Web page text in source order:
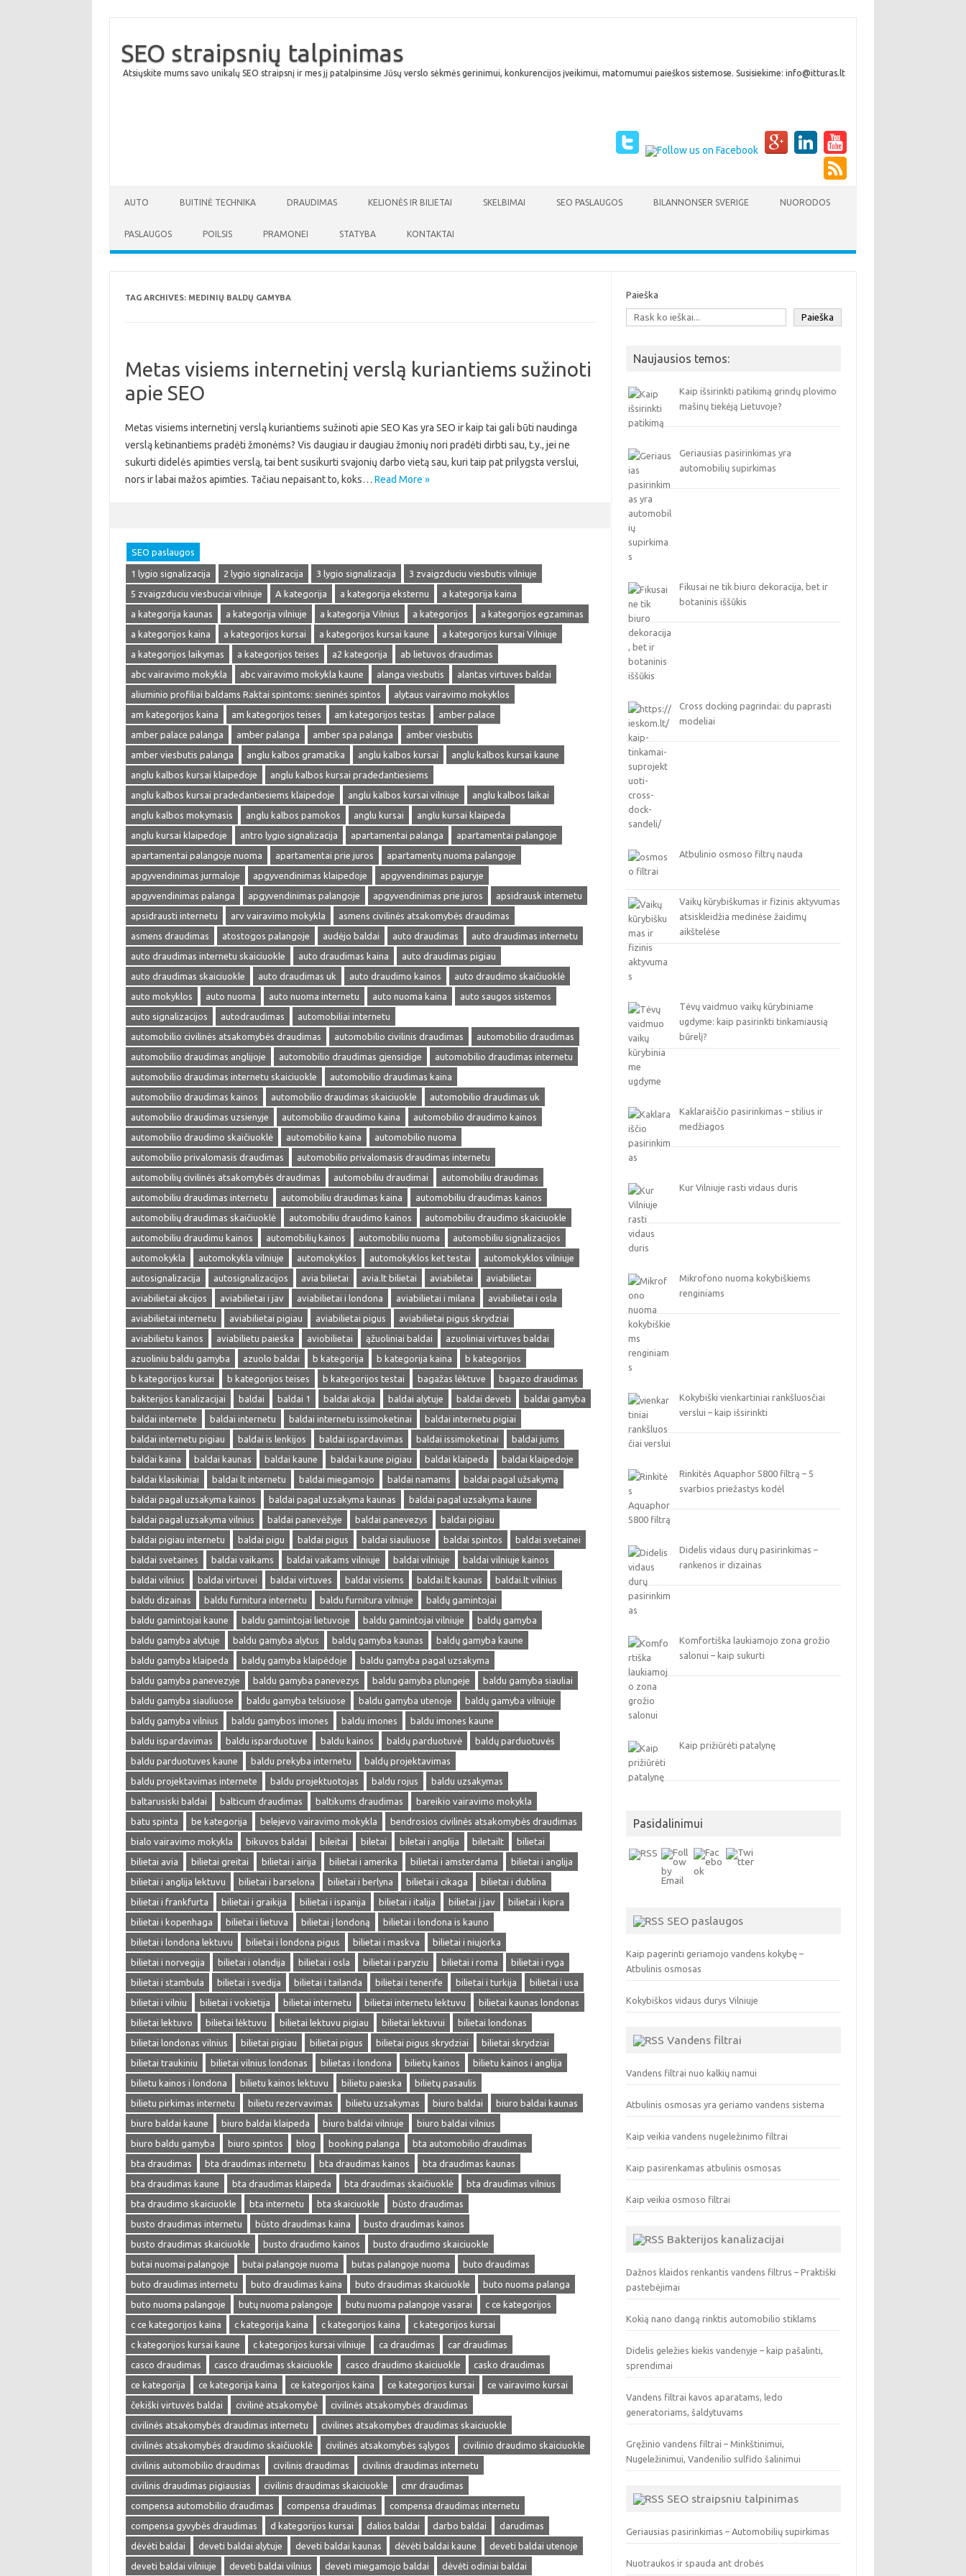
SEO straipsnių talpinimas
Atsiųskite mums savo unikalų SEO straipsnį ir mes jį patalpinsime Jūsų verslo sėkmės gerinimui, konkurencijos įveikimui, matomumui paieškos sistemose. Susisiekime: info@itturas.lt
AUTO BUITINĖ TECHNIKA DRAUDIMAS KELIONĖS IR BILIETAI SKELBIMAI SEO PASLAUGOS BILANNONSER SVERIGE NUORODOS
PASLAUGOS POILSIS PRAMONEI STATYBA KONTAKTAI
TAG ARCHIVES: MEDINIŲ BALDŲ GAMYBA
Metas visiems internetinį verslą kuriantiems sužinoti
apie SEO
Metas visiems internetinį verslą kuriantiems sužinoti apie SEO Kas yra SEO ir kaip tai gali būti naudinga
verslą ketinantiems pradėti žmonėms? Vis daugiau ir daugiau žmonių nori pradėti dirbti sau, t.y., jei ne
sukurti didelės apimties verslą, tai bent susikurti svajonių darbo vietą sau, kuri taip pat prilygsta verslui,
nors ir labai mažos apimties. Tačiau nepaisant to, koks… Read More »
SEO paslaugos
1 lygio signalizacija 2 lygio signalizacija 3 lygio signalizacija
3 zvaigzduciu viesbutis vilniuje
5 zvaigzduciu viesbuciai vilniuje
A kategorija a kategorija eksternu
a kategorija kaina
a kategorija kaunas
a kategorija vilniuje a kategorija Vilnius a kategorijos
a kategorijos egzaminas
a kategorijos kaina
a kategorijos kursai a kategorijos kursai kaune
a kategorijos kursai Vilniuje
a kategorijos laikymas
a kategorijos teises a2 kategorija
ab lietuvos draudimas
abc vairavimo mokykla
abc vairavimo mokykla kaune alanga viesbutis
alantas virtuves baldai
aliuminio profiliai baldams Raktai spintoms: sieninės spintos
alytaus vairavimo mokyklos
am kategorijos kaina
am kategorijos teises am kategorijos testas
amber palace
amber palace palanga
amber palanga amber spa palanga
amber viesbutis
amber viesbutis palanga
anglu kalbos gramatika anglu kalbos kursai
anglu kalbos kursai kaune
anglu kalbos kursai klaipedoje
anglu kalbos kursai pradedantiesiems
anglu kalbos kursai pradedantiesiems klaipedoje
anglu kalbos kursai vilniuje
anglu kalbos laikai
anglu kalbos mokymasis
anglu kalbos pamokos anglu kursai
anglu kursai klaipeda
anglu kursai klaipedoje
antro lygio signalizacija apartamentai palanga
apartamentai palangoje
apartamentai palangoje nuoma
apartamentai prie juros
apartamentų nuoma palangoje
apgyvendinimas jurmaloje
apgyvendinimas klaipedoje
apgyvendinimas pajuryje
apgyvendinimas palanga
apgyvendinimas palangoje apgyvendinimas prie juros
apsidrausk internetu
apsidrausti internetu
arv vairavimo mokykla
asmens civilinės atsakomybės draudimas
asmens draudimas
atostogos palangoje audėjo baldai auto draudimas
auto draudimas internetu
auto draudimas internetu skaiciuokle
auto draudimas kaina
auto draudimas pigiau
auto draudimas skaiciuokle
auto draudimas uk auto draudimo kainos
auto draudimo skaičiuoklė
auto mokyklos
auto nuoma auto nuoma internetu auto nuoma kaina
auto saugos sistemos
auto signalizacijos
autodraudimas
automobiliai internetu
automobilio civilinės atsakomybės draudimas
automobilio civilinis draudimas
automobilio draudimas
automobilio draudimas anglijoje
automobilio draudimas gjensidige
automobilio draudimas internetu
automobilio draudimas internetu skaiciuokle
automobilio draudimas kaina
automobilio draudimas kainos
automobilio draudimas skaiciuokle
automobilio draudimas uk
automobilio draudimas uzsienyje
automobilio draudimo kaina
automobilio draudimo kainos
automobilio draudimo skaičiuoklė
automobilio kaina
automobilio nuoma
automobilio privalomasis draudimas
automobilio privalomasis draudimas internetu
automobilių civilinės atsakomybės draudimas
automobiliu draudimai
automobiliu draudimas
automobiliu draudimas internetu
automobiliu draudimas kaina
automobiliu draudimas kainos
automobilių draudimas skaičiuoklė
automobiliu draudimo kainos
automobiliu draudimo skaiciuokle
automobiliu draudimu kainos
automobilių kainos automobiliu nuoma
automobiliu signalizacijos
automokykla
automokykla vilniuje automokyklos automokyklos ket testai
automokyklos vilniuje
autosignalizacija
autosignalizacijos avia bilietai avia.lt bilietai aviabiletai
aviabilietai
aviabilietai akcijos
aviabilietai i jav aviabilietai i londona aviabilietai i milana
aviabilietai i osla
aviabilietai internetu
aviabilietai pigiau aviabilietai pigus
aviabilietai pigus skrydziai
aviabilietu kainos
aviabilietu paieska aviobilietai ąžuoliniai baldai
azuoliniai virtuves baldai
azuoliniu baldu gamyba
azuolo baldai b kategorija b kategorija kaina
b kategorijos
b kategorijos kursai
b kategorijos teises b kategorijos testai bagažas lėktuve
bagazo draudimas
bakterijos kanalizacijai
baldai baldai 1 baldai akcija baldai alytuje baldai deveti
baldai gamyba
baldai internete
baldai internetu baldai internetu issimoketinai
baldai internetu pigiai
baldai internetu pigiau
baldai is lenkijos baldai ispardavimas baldai issimoketinai
baldai jums
baldai kaina
baldai kaunas baldai kaune baldai kaune pigiau baldai klaipeda
baldai klaipedoje
baldai klasikiniai
baldai lt internetu baldai miegamojo baldai namams
baldai pagal užsakymą
baldai pagal uzsakyma kainos
baldai pagal uzsakyma kaunas
baldai pagal uzsakyma kaune
baldai pagal uzsakyma vilnius
baldai panevėžyje baldai panevezys
baldai pigiau
baldai pigiau internetu
baldai pigu baldai pigus baldai siauliuose baldai spintos
baldai svetainei
baldai svetaines
baldai vaikams baldai vaikams vilniuje baldai vilniuje
baldai vilniuje kainos
baldai vilnius
baldai virtuvei baldai virtuves baldai visiems baldai.lt kaunas
baldai.lt vilnius
baldu dizainas
baldu furnitura internetu baldu furnitura vilniuje
baldų gamintojai
baldu gamintojai kaune
baldu gamintojai lietuvoje baldu gamintojai vilniuje
baldų gamyba
baldu gamyba alytuje
baldu gamyba alytus baldų gamyba kaunas
baldų gamyba kaune
baldu gamyba klaipeda
baldų gamyba klaipėdoje
baldu gamyba pagal uzsakyma
baldu gamyba panevezyje
baldu gamyba panevezys baldu gamyba plungeje
baldu gamyba siauliai
baldu gamyba siauliuose
baldu gamyba telsiuose baldu gamyba utenoje
baldų gamyba vilniuje
baldų gamyba vilnius
baldu gamybos imones baldu imones
baldu imones kaune
baldu ispardavimas
baldu isparduotuve baldu kainos baldų parduotuvė
baldų parduotuvės
baldu parduotuves kaune
baldu prekyba internetu
baldų projektavimas
baldu projektavimas internete
baldu projektuotojas baldu rojus
baldu uzsakymas
baltarusiski baldai
balticum draudimas baltikums draudimas
bareikio vairavimo mokykla
batu spinta
be kategorija belejevo vairavimo mokykla
bendrosios civilinės atsakomybės draudimas
bialo vairavimo mokykla
bikuvos baldai bileitai biletai biletai i anglija biletailt
bilietai
bilietai avia
bilietai greitai bilietai i airija bilietai i amerika bilietai i amsterdama
bilietai i anglija
bilietai i anglija lektuvu
bilietai i barselona bilietai i berlyna bilietai i cikaga
bilietai i dublina
bilietai i frankfurta
bilietai i graikija bilietai i ispanija bilietai i italija bilietai į jav
bilietai i kipra
bilietai i kopenhaga
bilietai i lietuva bilietai į londoną
bilietai i londona is kauno
bilietai i londona lektuvu
bilietai i londona pigus bilietai i maskva
bilietai i niujorka
bilietai i norvegija
bilietai i olandija bilietai i osla bilietai i paryziu bilietai i roma
bilietai i ryga
bilietai i stambula
bilietai i svedija bilietai i tailanda bilietai i tenerife bilietai i turkija
bilietai i usa
bilietai i vilniu
bilietai i vokietija bilietai internetu bilietai internetu lektuvu
bilietai kaunas londonas
bilietai lektuvo
bilietai lėktuvu bilietai lektuvu pigiau bilietai lektuvui
bilietai londonas
bilietai londonas vilnius
bilietai pigiau bilietai pigus bilietai pigus skrydziai
bilietai skrydziai
bilietai traukiniu
bilietai vilnius londonas bilietas i londona bilietų kainos
bilietu kainos i anglija
bilietu kainos i londona
bilietu kainos lektuvu bilietu paieska
bilietų pasaulis
bilietu pirkimas internetu
bilietu rezervavimas bilietu uzsakymas biuro baldai
biuro baldai kaunas
biuro baldai kaune
biuro baldai klaipeda biuro baldai vilniuje
biuro baldai vilnius
biuro baldu gamyba
biuro spintos blog booking palanga
bta automobilio draudimas
bta draudimas
bta draudimas internetu bta draudimas kainos
bta draudimas kaunas
bta draudimas kaune
bta draudimas klaipeda bta draudimas skaičiuoklė
bta draudimas vilnius
bta draudimo skaiciuokle
bta internetu bta skaiciuokle
būsto draudimas
busto draudimas internetu
būsto draudimas kaina
busto draudimas kainos
busto draudimas skaiciuokle
busto draudimo kainos
busto draudimo skaiciuokle
butai nuomai palangoje
butai palangoje nuoma butas palangoje nuoma
buto draudimas
buto draudimas internetu
buto draudimas kaina buto draudimas skaiciuokle
buto nuoma palanga
buto nuoma palangoje
butų nuoma palangoje butu nuoma palangoje vasarai
c ce kategorijos
c ce kategorijos kaina
c kategorija kaina c kategorijos kaina
c kategorijos kursai
c kategorijos kursai kaune
c kategorijos kursai vilniuje ca draudimas
car draudimas
casco draudimas
casco draudimas skaiciuokle casco draudimo skaiciuokle
casko draudimas
ce kategorija
ce kategorija kaina ce kategorijos kaina ce kategorijos kursai
ce vairavimo kursai
čekiški virtuvės baldai
civilinė atsakomybė
civilinės atsakomybės draudimas
civilinės atsakomybės draudimas internetu
civilines atsakomybes draudimas skaiciuokle
civilinės atsakomybės draudimo skaičiuoklė
civilinės atsakomybės sąlygos
civilinio draudimo skaiciuokle
civilinis automobilio draudimas
civilinis draudimas
civilinis draudimas internetu
civilinis draudimas pigiausias
civilinis draudimas skaiciuokle
cmr draudimas
compensa automobilio draudimas
compensa draudimas
compensa draudimas internetu
compensa gyvybės draudimas
d kategorijos kursai dalios baldai darbo baldai
darudimas
dėvėti baldai
deveti baldai alytuje deveti baldai kaunas dėvėti baldai kaune
deveti baldai utenoje
deveti baldai vilniuje
deveti baldai vilnius deveti miegamojo baldai dėvėti odiniai baldai
Paieška
Paieška
Naujausios temos:
Kaip išsirinkti patikimą grindų plovimo
mašinų tiekėją Lietuvoje?
Geriausias pasirinkimas yra
automobilių supirkimas
Fikusai ne tik biuro dekoracija, bet ir
botaninis iššūkis
Cross docking pagrindai: du paprasti
modeliai
Atbulinio osmoso filtrų nauda
Vaikų kūrybiškumas ir fizinis aktyvumas
atsiskleidžia medinėse žaidimų
aikštelėse
Tėvų vaidmuo vaikų kūrybiniame
ugdyme: kaip pasirinkti tinkamiausią
būrelį?
Kaklaraiščio pasirinkimas – stilius ir
medžiagos
Kur Vilniuje rasti vidaus duris
Mikrofono nuoma kokybiškiems
renginiams
Kokybiški vienkartiniai rankšluosčiai
verslui – kaip išsirinkti
Rinkitės Aquaphor S800 filtrą – 5
svarbios priežastys kodėl
Didelis vidaus durų pasirinkimas –
rankenos ir dizainas
Komfortiška laukiamojo zona grožio
salonui – kaip sukurti
Kaip prižiūrėti patalynę
Pasidalinimui
SEO paslaugos
Kaip pagerinti geriamojo vandens kokybę –
Atbulinis osmosas
Kokybiškos vidaus durys Vilniuje
Vandens filtrai
Vandens filtrai nuo kalkių namui
Atbulinis osmosas yra geriamo vandens sistema
Kaip veikia vandens nugeležinimo filtrai
Kaip pasirenkamas atbulinis osmosas
Kaip veikia osmoso filtrai
Bakterijos kanalizacijai
Dažnos klaidos renkantis vandens filtrus – Praktiški
pastebėjimai
Kokią nano dangą rinktis automobilio stiklams
Didelis geležies kiekis vandenyje – kaip pašalinti,
sprendimai
Vandens filtrai kavos aparatams, ledo
generatoriams, šaldytuvams
Gręžinio vandens filtrai – Minkštinimui,
Nugeležinimui, Vandenilio sulfido šalinimui
SEO straipsniu talpinimas
Geriausias pasirinkimas – Automobilių supirkimas
Nuotraukos ir spauda ant drobės